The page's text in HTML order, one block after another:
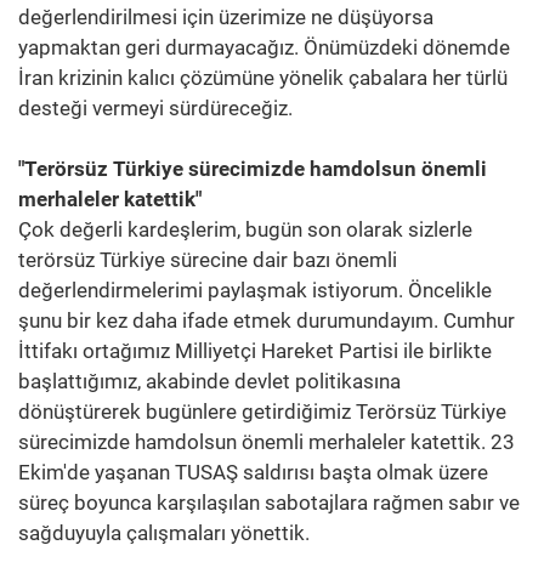
değerlendirilmesi için üzerimize ne düşüyorsa
yapmaktan geri durmayacağız. Önümüzdeki dönemde
İran krizinin kalıcı çözümüne yönelik çabalara her türlü
desteği vermeyi sürdüreceğiz.
"Terörsüz Türkiye sürecimizde hamdolsun önemli
merhaleler katettik"
Çok değerli kardeşlerim, bugün son olarak sizlerle
terörsüz Türkiye sürecine dair bazı önemli
değerlendirmelerimi paylaşmak istiyorum. Öncelikle
şunu bir kez daha ifade etmek durumundayım. Cumhur
İttifakı ortağımız Milliyetçi Hareket Partisi ile birlikte
başlattığımız, akabinde devlet politikasına
dönüştürerek bugünlere getirdiğimiz Terörsüz Türkiye
sürecimizde hamdolsun önemli merhaleler katettik. 23
Ekim'de yaşanan TUSAŞ saldırısı başta olmak üzere
süreç boyunca karşılaşılan sabotajlara rağmen sabır ve
sağduyuyla çalışmaları yönettik.